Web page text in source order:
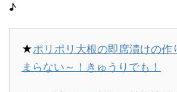
♪
★ポリポリ大根の即席漬けの
まらない～！きゅうりでも！